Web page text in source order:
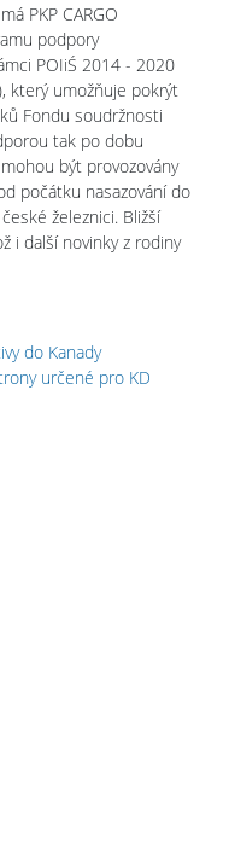
PKP CARGO
podpory
POIiŚ 2014 - 2020
který umožňuje pokrýt
Fondu soudržnosti
tak po dobu
být provozovány
počátku nasazování do
železnici. Bližší
i další novinky z rodiny
do Kanady
určené pro KD